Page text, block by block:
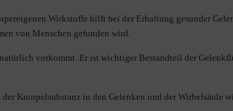
Wirkstoffe hilft bei der Erhaltung gesunder
von Menschen gefunden wird.
vorkommt. Er ist wichtiger Bestandteil der
Knorpelsubstanz in den Gelenken und der Wirbelsäule